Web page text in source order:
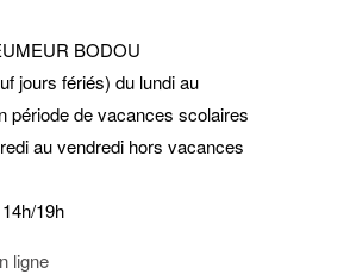
BODOU
jours fériés) du lundi au
période de vacances scolaires
au vendredi hors vacances
19h
ligne